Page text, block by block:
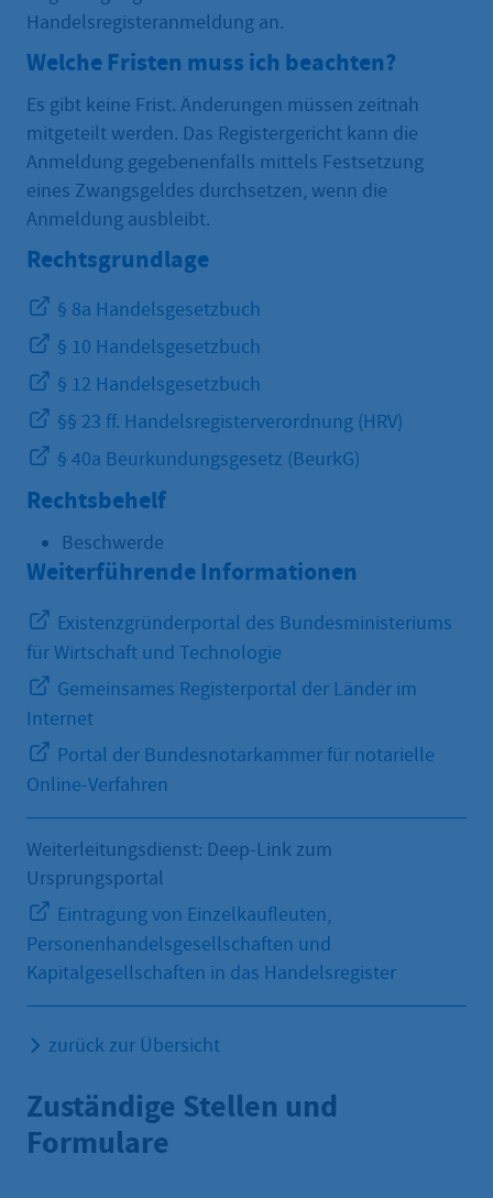
Handelsregisteranmeldung an.
Welche Fristen muss ich beachten?
Es gibt keine Frist. Änderungen müssen zeitnah
mitgeteilt werden. Das Registergericht kann die
Anmeldung gegebenenfalls mittels Festsetzung
eines Zwangsgeldes durchsetzen, wenn die
Anmeldung ausbleibt.
Rechtsgrundlage
§ 8a Handelsgesetzbuch
§ 10 Handelsgesetzbuch
§ 12 Handelsgesetzbuch
§§ 23 ff. Handelsregisterverordnung (HRV)
§ 40a Beurkundungsgesetz (BeurkG)
Rechtsbehelf
Beschwerde
Weiterführende Informationen
Existenzgründerportal des Bundesministeriums
für Wirtschaft und Technologie
Gemeinsames Registerportal der Länder im
Internet
Portal der Bundesnotarkammer für notarielle
Online-Verfahren
Weiterleitungsdienst: Deep-Link zum
Ursprungsportal
Eintragung von Einzelkaufleuten,
Personenhandelsgesellschaften und
Kapitalgesellschaften in das Handelsregister
zurück zur Übersicht
Zuständige Stellen und
Formulare